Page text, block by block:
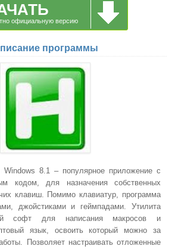
официальную версию
программы
8.1 – популярное приложение с
кодом, для назначения собственных
клавиш. Помимо клавиатур, программа
джойстиками и геймпадами. Утилита
софт для написания макросов и
язык, освоить который можно за
Позволяет настраивать отложенные